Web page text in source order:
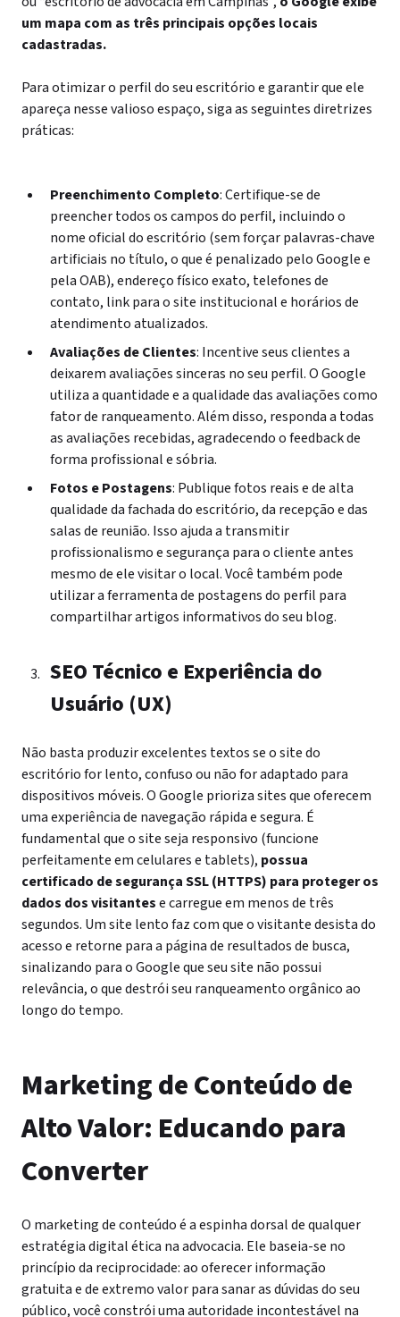
um mapa com as três principais opções locais
cadastradas.
Para otimizar o perfil do seu escritório e garantir que ele
apareça nesse valioso espaço, siga as seguintes diretrizes
práticas:
Preenchimento Completo: Certifique-se de
preencher todos os campos do perfil, incluindo o
nome oficial do escritório (sem forçar palavras-chave
artificiais no título, o que é penalizado pelo Google e
pela OAB), endereço físico exato, telefones de
contato, link para o site institucional e horários de
atendimento atualizados.
Avaliações de Clientes: Incentive seus clientes a
deixarem avaliações sinceras no seu perfil. O Google
utiliza a quantidade e a qualidade das avaliações como
fator de ranqueamento. Além disso, responda a todas
as avaliações recebidas, agradecendo o feedback de
forma profissional e sóbria.
Fotos e Postagens: Publique fotos reais e de alta
qualidade da fachada do escritório, da recepção e das
salas de reunião. Isso ajuda a transmitir
profissionalismo e segurança para o cliente antes
mesmo de ele visitar o local. Você também pode
utilizar a ferramenta de postagens do perfil para
compartilhar artigos informativos do seu blog.
SEO Técnico e Experiência do
Usuário (UX)
Não basta produzir excelentes textos se o site do
escritório for lento, confuso ou não for adaptado para
dispositivos móveis. O Google prioriza sites que oferecem
uma experiência de navegação rápida e segura. É
fundamental que o site seja responsivo (funcione
perfeitamente em celulares e tablets), possua
certificado de segurança SSL (HTTPS) para proteger os
dados dos visitantese carregue em menos de três
segundos. Um site lento faz com que o visitante desista do
acesso e retorne para a página de resultados de busca,
sinalizando para o Google que seu site não possui
relevância, o que destrói seu ranqueamento orgânico ao
longo do tempo.
Marketing de Conteúdo de
Alto Valor: Educando para
Converter
O marketing de conteúdo é a espinha dorsal de qualquer
estratégia digital ética na advocacia. Ele baseia-se no
princípio da reciprocidade: ao oferecer informação
gratuita e de extremo valor para sanar as dúvidas do seu
público, você constrói uma autoridade incontestável na